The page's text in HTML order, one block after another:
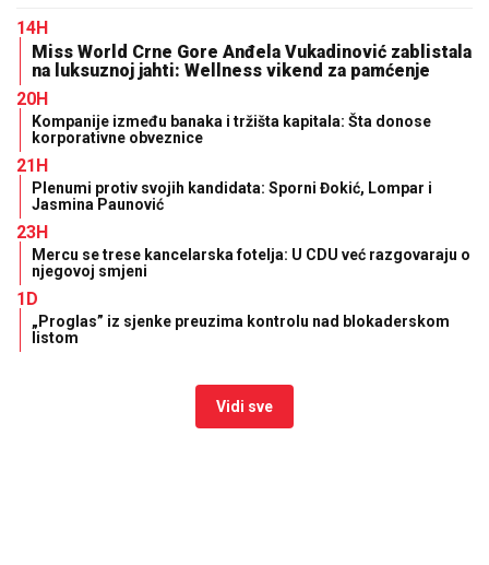
14H
Miss World Crne Gore Anđela Vukadinović zablistala
na luksuznoj jahti: Wellness vikend za pamćenje
20H
Kompanije između banaka i tržišta kapitala: Šta donose
korporativne obveznice
21H
Plenumi protiv svojih kandidata: Sporni Đokić, Lompar i
Jasmina Paunović
23H
Mercu se trese kancelarska fotelja: U CDU već razgovaraju o
njegovoj smjeni
1D
„Proglas” iz sjenke preuzima kontrolu nad blokaderskom
listom
Vidi sve